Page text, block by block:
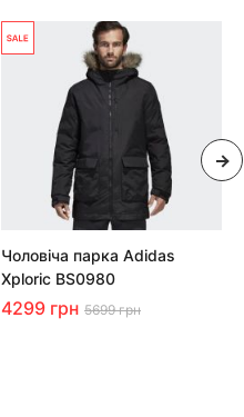
Чоловіча парка Adidas
Xploric BS0980
4299 грн 5699 грн